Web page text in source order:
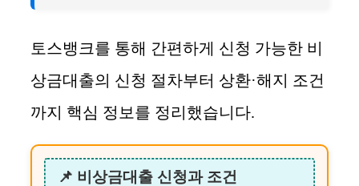
토스뱅크를 통해 간편하게 신청 가능한 비
상금대출의 신청 절차부터 상환·해지 조건
까지 핵심 정보를 정리했습니다.
📌 비상금대출 신청과 조건